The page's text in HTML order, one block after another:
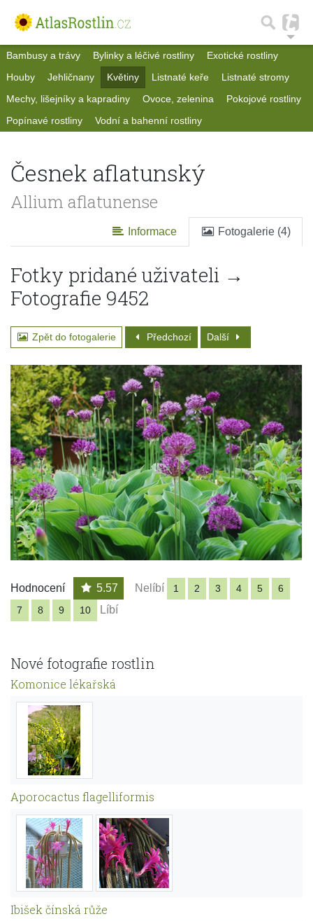
Bambusy a trávy Bylinky a léčivé rostliny
Exotické rostliny
Houby
Jehličnany Květiny Listnaté keře
Listnaté stromy
Mechy, lišejníky a kapradiny
Ovoce, zelenina
Pokojové rostliny
Popínavé rostliny
Vodní a bahenní rostliny
Česnek aflatunský
Allium aflatunense
Informace Fotogalerie (4)
Fotky pridané uživateli →
Fotografie 9452
Zpět do fotogalerie Předchozí Další
Hodnocení 5.57 Nelíbí 1 2 3 4 5
6
7
8 9 10 Líbí
Nové fotografie rostlin
Komonice lékařská
Aporocactus flagelliformis
Ibišek čínská růže